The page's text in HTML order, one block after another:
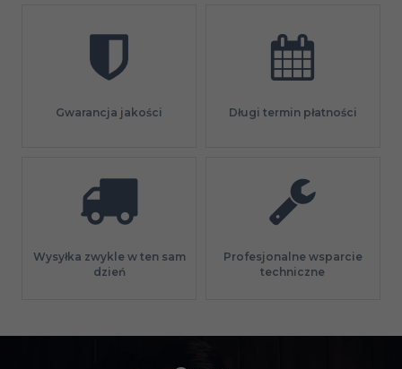
Gwarancja jakości Długi termin płatności
Wysyłka zwykle w ten sam
dzień
Profesjonalne wsparcie
techniczne